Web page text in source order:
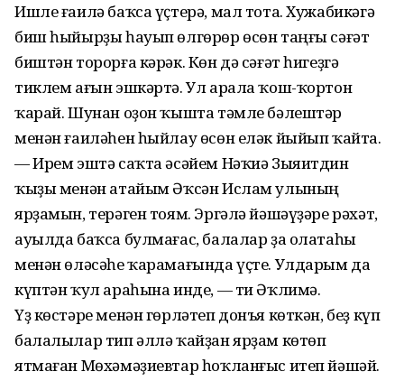
Ишле ғаилә баҡса үҫтерә, мал тота. Хужабикәгә
биш һыйырҙы һауып өлгөрөр өсөн таңғы сәғәт
биштән торорға кәрәк. Көн дә сәғәт һигеҙгә
тиклем ағын эшкәртә. Ул арала ҡош-ҡортон
ҡарай. Шунан оҙон ҡышта тәмле бәлештәр
менән ғаиләһен һыйлау өсөн еләк йыйып ҡайта.
— Ирем эштә саҡта әсәйем Нәҡиә Зыяитдин
ҡыҙы менән атайым Әҡсән Ислам улының
ярҙамын, терәген тоям. Эргәлә йәшәүҙәре рәхәт,
ауылда баҡса булмағас, балалар ҙа олатаһы
менән өләсәһе ҡарамағында үҫте. Улдарым да
күптән ҡул араһына инде, — ти Әҡлимә.
Үҙ көстәре менән гөрләтеп донъя көткән, беҙ күп
балалылар тип әллә ҡайҙан ярҙам көтөп
ятмаған Мөхәмәҙиевтар һоҡланғыс итеп йәшәй.